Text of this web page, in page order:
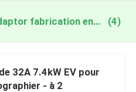
ev type 1 to type 2 adaptor fabrication en ligne (4)
32A 7.4kW EV pour
- à 2